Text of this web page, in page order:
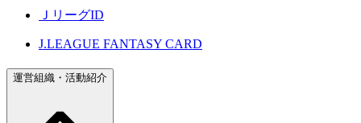
ＪリーグID
J.LEAGUE FANTASY CARD
運営組織・活動紹介